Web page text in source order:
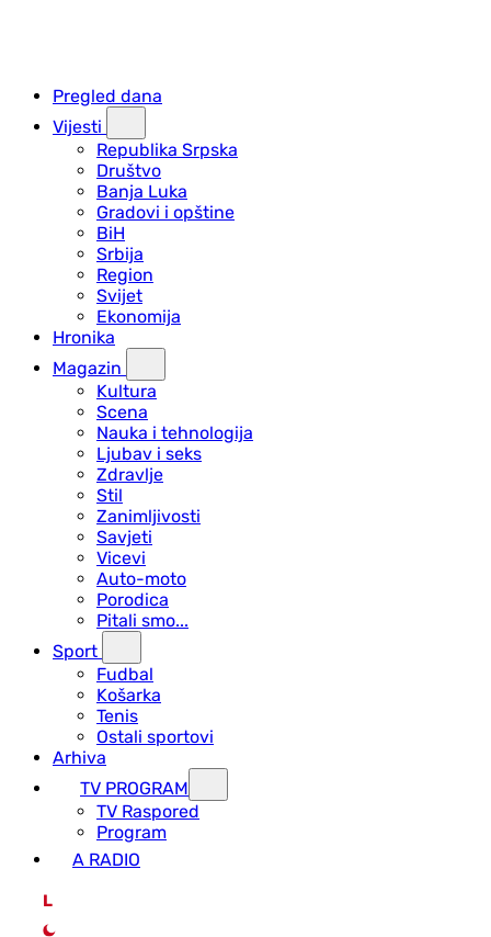
Pregled dana
Vijesti
Republika Srpska
Društvo
Banja Luka
Gradovi i opštine
BiH
Srbija
Region
Svijet
Ekonomija
Hronika
Magazin
Kultura
Scena
Nauka i tehnologija
Ljubav i seks
Zdravlje
Stil
Zanimljivosti
Savjeti
Vicevi
Auto-moto
Porodica
Pitali smo...
Sport
Fudbal
Košarka
Tenis
Ostali sportovi
Arhiva
TV PROGRAM
ТV Raspored
Program
A RADIO
L